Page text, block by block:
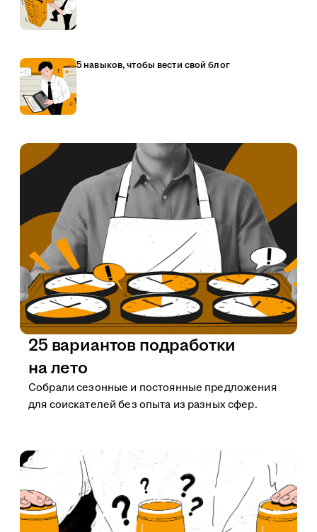
5 навыков, чтобы вести свой блог
25 вариантов подработки
на лето
Собрали сезонные и постоянные предложения
для соискателей без опыта из разных сфер.